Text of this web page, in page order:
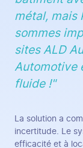
métal, mais
sommes
sites ALD
Automotive
fluide !"
La solution a
incertitude. Le
efficacité et à